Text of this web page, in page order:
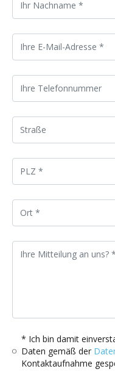
* Ich bin damit
Daten gemäß der
Kontaktaufnahme